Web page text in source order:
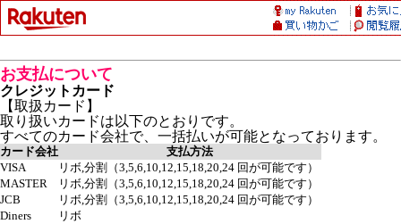
お支払について
クレジットカード
【取扱カード】
取り扱いカードは以下のとおりです。
すべてのカード会社で、一括払いが可能となっております。
カード会社
支払方法
VISA
リボ,分割（3,5,6,10,12,15,18,20,24 回が可能です）
MASTER
リボ,分割（3,5,6,10,12,15,18,20,24 回が可能です）
JCB
リボ,分割（3,5,6,10,12,15,18,20,24 回が可能です）
Diners
リボ